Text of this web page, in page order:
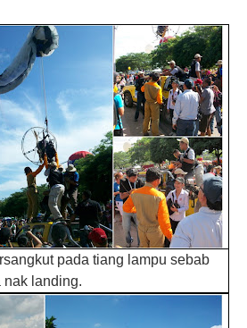
pada tiang lampu sebab
nak landing.